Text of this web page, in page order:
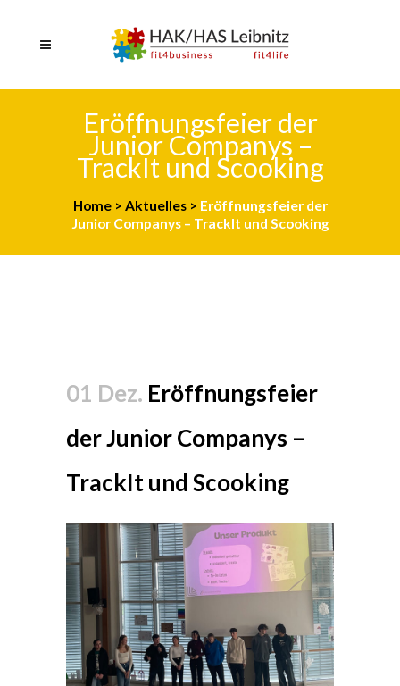
Eröffnungsfeier der
Junior Companys –
TrackIt und Scooking
Home> Aktuelles> Eröffnungsfeier der
Junior Companys – TrackIt und Scooking
01 Dez. Eröffnungsfeier
der Junior Companys –
TrackIt und Scooking